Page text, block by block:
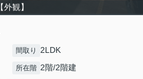
【外観】
間取り 2LDK
所在階 2階/2階建